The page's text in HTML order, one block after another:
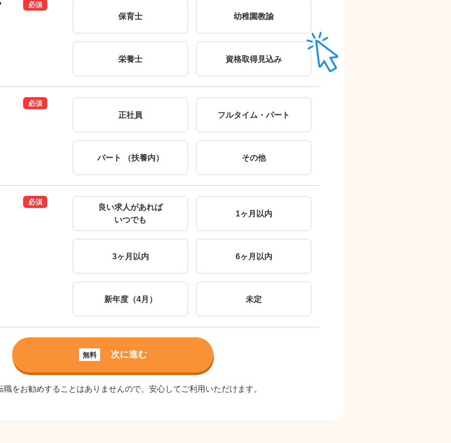
必須
保育士 幼稚園教諭
栄養士 資格取得見込み
必須
正社員 フルタイム・パート
パート （扶養内） その他
必須
良い求人があれば
いつでも
1ヶ月以内
3ヶ月以内 6ヶ月以内
新年度（4月） 未定
無料 次に進む
をお勧めすることはありませんので、安心してご利用いただけます。